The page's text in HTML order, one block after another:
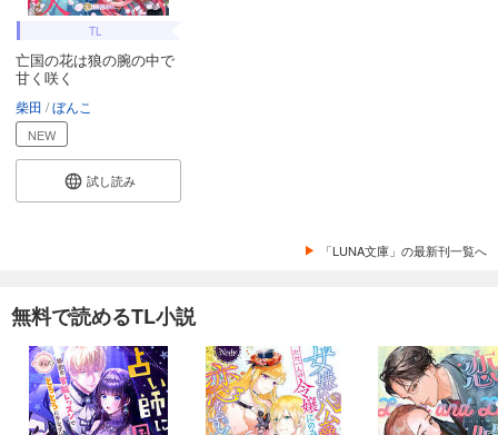
TL
亡国の花は狼の腕の中で
甘く咲く
柴田 ぼんこ
NEW
試し読み
「LUNA文庫」の最新刊一覧へ
無料で読めるTL小説